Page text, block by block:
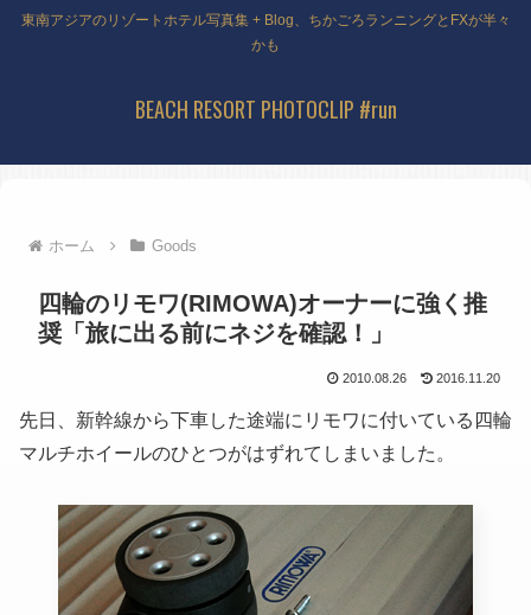
東南アジアのリゾートホテル写真集 + Blog、ちかごろランニングとFXが半々
かも
BEACH RESORT PHOTOCLIP #run
ホーム Goods
四輪のリモワ(RIMOWA)オーナーに強く推
奨「旅に出る前にネジを確認！」
2010.08.26 2016.11.20
先日、新幹線から下車した途端にリモワに付いている四輪
マルチホイールのひとつがはずれてしまいました。